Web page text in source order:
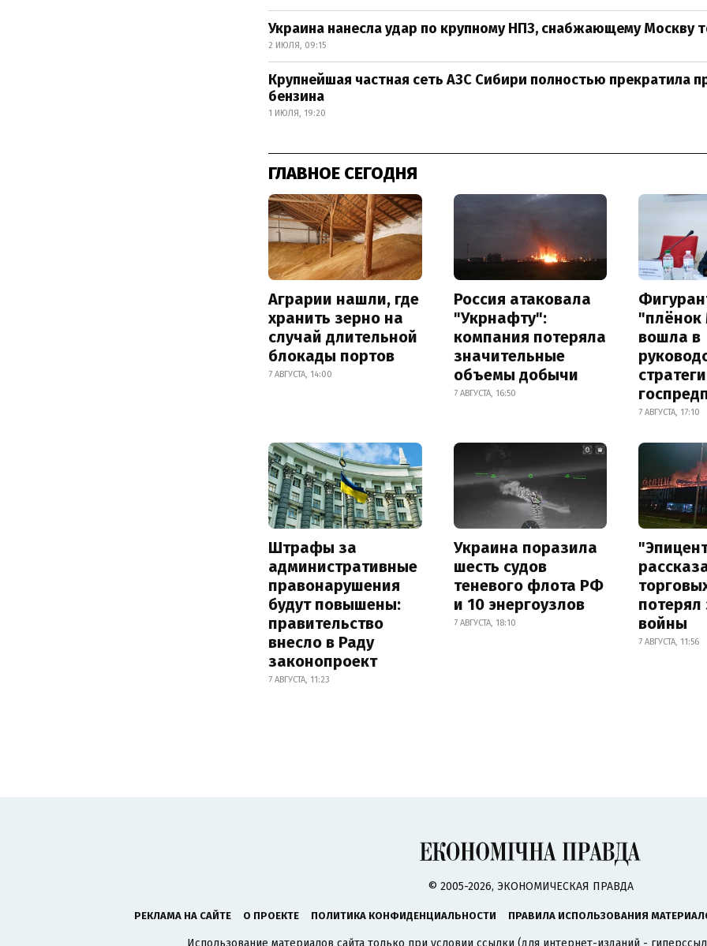
Украина нанесла удар по крупному НПЗ, снабжающему Москву
2 ИЮЛЯ, 09:15
Крупнейшая частная сеть АЗС Сибири полностью прекратила
бензина
1 ИЮЛЯ, 19:20
ГЛАВНОЕ СЕГОДНЯ
Аграрии нашли, где
хранить зерно на
случай длительной
блокады портов
7 АВГУСТА, 14:00
Россия атаковала
"Укрнафту":
компания потеряла
значительные
объемы добычи
7 АВГУСТА, 16:50
вошла в
7 АВГУСТА, 17:10
Штрафы за
административные
правонарушения
будут повышены:
правительство
внесло в Раду
законопроект
7 АВГУСТА, 11:23
Украина поразила
шесть судов
теневого флота РФ
и 10 энергоузлов
7 АВГУСТА, 18:10
потерял
войны
7 АВГУСТА, 11:56
© 2005-2026, ЭКОНОМИЧЕСКАЯ ПРАВДА
РЕКЛАМА НА САЙТЕ О ПРОЕКТЕ ПОЛИТИКА КОНФИДЕНЦИАЛЬНОСТИ ПРАВИЛА ИСПОЛЬЗОВАНИЯ
Использование материалов сайта только при условии ссылки (для интернет-изданий -